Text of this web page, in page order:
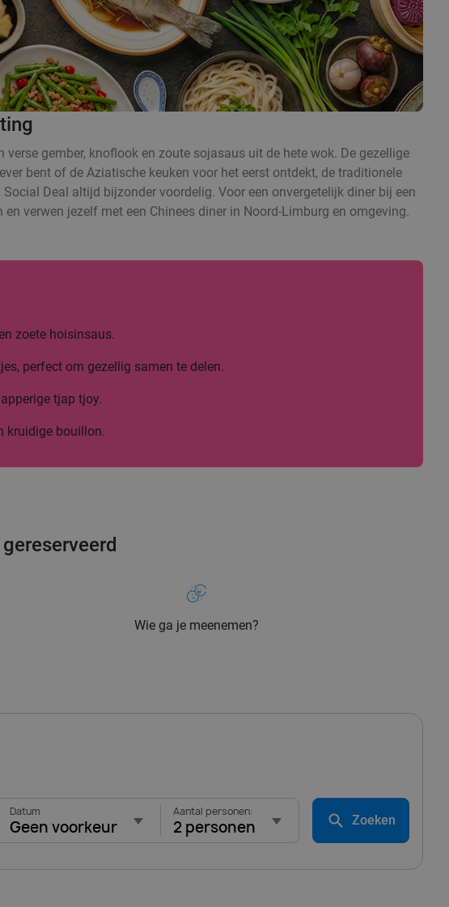
gember, knoflook en zoute sojasaus uit de hete wok. De gezellige
bent of de Aziatische keuken voor het eerst ontdekt, de traditionele
Deal altijd bijzonder voordelig. Voor een onvergetelijk diner bij een
verwen jezelf met een Chinees diner in Noord-Limburg en omgeving.
zoete hoisinsaus.
perfect om gezellig samen te delen.
tjap tjoy.
kruidige bouillon.
Wie ga je meenemen?
Datum
Geen voorkeur
Aantal personen:
2 personen Zoeken